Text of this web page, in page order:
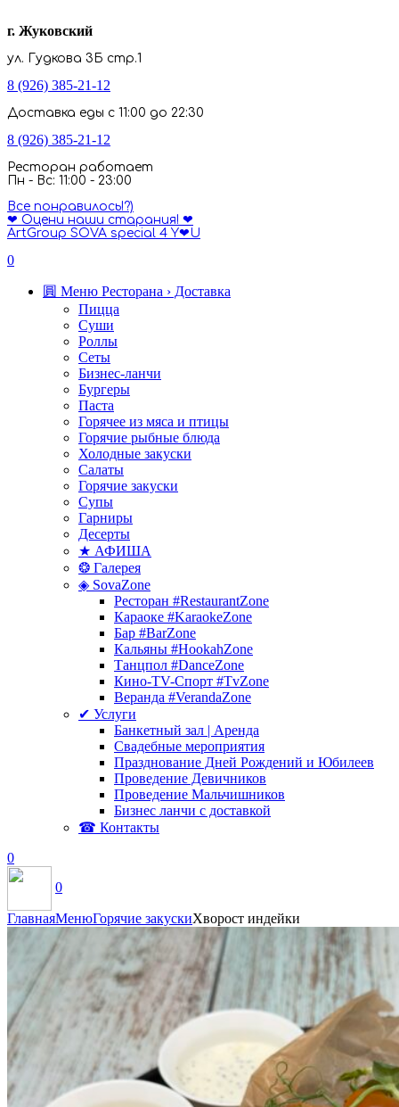
г. Жуковский
ул. Гудкова 3Б стр.1
8 (926) 385-21-12
Доставка еды с 11:00 до 22:30
8 (926) 385-21-12
Ресторан работает
Пн - Вс: 11:00 - 23:00
Все понравилось!?)
❤ Оцени наши старания! ❤
ArtGroup SOVA special 4 Y❤U
0
圓 Меню Ресторана › Доставка
Пицца
Суши
Роллы
Сеты
Бизнес-ланчи
Бургеры
Паста
Горячее из мяса и птицы
Горячие рыбные блюда
Холодные закуски
Салаты
Горячие закуски
Супы
Гарниры
Десерты
★ АФИША
❂ Галерея
◈ SovaZone
Ресторан #RestaurantZone
Караоке #KaraokeZone
Бар #BarZone
Кальяны #HookahZone
Танцпол #DanceZone
Кино-TV-Спорт #TvZone
Веранда #VerandaZone
✔ Услуги
Банкетный зал | Аренда
Свадебные мероприятия
Празднование Дней Рождений и Юбилеев
Проведение Девичников
Проведение Мальчишников
Бизнес ланчи с доставкой
☎ Контакты
0
0
ГлавнаяМенюГорячие закускиХворост индейки